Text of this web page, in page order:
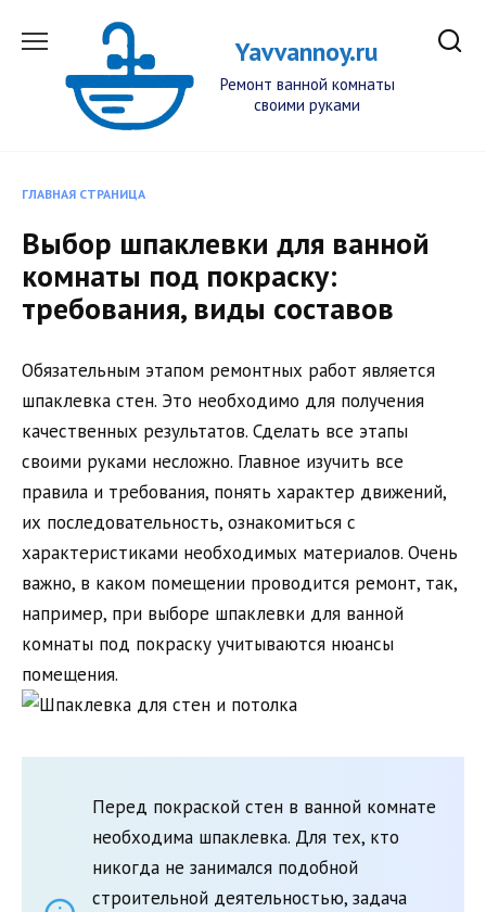
Yavvannoy.ru
Ремонт ванной комнаты
своими руками
ГЛАВНАЯ СТРАНИЦА
Выбор шпаклевки для ванной
комнаты под покраску:
требования, виды составов
Обязательным этапом ремонтных работ является
шпаклевка стен. Это необходимо для получения
качественных результатов. Сделать все этапы
своими руками несложно. Главное изучить все
правила и требования, понять характер движений,
их последовательность, ознакомиться с
характеристиками необходимых материалов. Очень
важно, в каком помещении проводится ремонт, так,
например, при выборе шпаклевки для ванной
комнаты под покраску учитываются нюансы
помещения.
Перед покраской стен в ванной комнате
необходима шпаклевка. Для тех, кто
никогда не занимался подобной
строительной деятельностью, задача